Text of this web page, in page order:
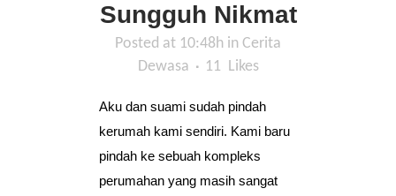
Sungguh Nikmat
Posted at 10:48h in Cerita
Dewasa
11 Likes
Aku dan suami sudah pindah
kerumah kami sendiri. Kami baru
pindah ke sebuah kompleks
perumahan yang masih sangat